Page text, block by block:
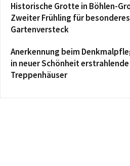
Historische Grotte in Böhlen-
Zweiter Frühling für besonderes
Gartenversteck
Anerkennung beim
in neuer Schönheit erstrahlende
Treppenhäuser